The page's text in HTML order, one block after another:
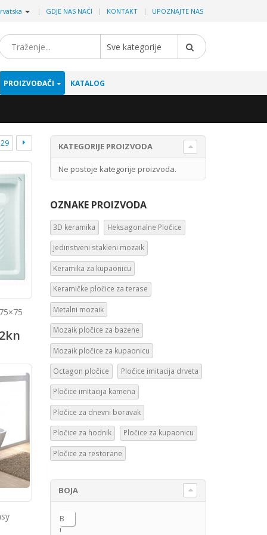
| GDJE NAS NAĆI KONTAKT UPOZNAJTE NAS
Sve kategorije
PROIZVOĐAČI
KATALOG
29
kn
KATEGORIJE PROIZVODA
Ne postoje kategorije proizvoda.
OZNAKE PROIZVODA
3D keramika Heksagonalne Pločice
Jedinstveni stakleni mozaik
Keramika za kupaonicu
Keramičke pločice za terase
Metalni mozaik
Mozaik pločice za bazene
Mozaik pločice za kupaonicu
Octagon pločice Pločice imitacija drveta
Pločice imitacija kamena
Pločice za dnevni boravak
Pločice za hodnik Pločice za kupaonicu
Pločice za restorane
BOJA
B
i